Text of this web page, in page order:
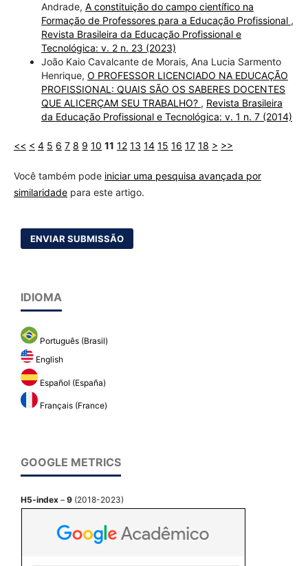
Andrade, A constituição do campo científico na
Formação de Professores para a Educação Profissional ,
Revista Brasileira da Educação Profissional e
Tecnológica: v. 2 n. 23 (2023)
João Kaio Cavalcante de Morais, Ana Lucia Sarmento
Henrique, O PROFESSOR LICENCIADO NA EDUCAÇÃO
PROFISSIONAL: QUAIS SÃO OS SABERES DOCENTES
QUE ALICERÇAM SEU TRABALHO? , Revista Brasileira
da Educação Profissional e Tecnológica: v. 1 n. 7 (2014)
<< < 4 5 6 7 8 9 10 11 12 13 14 15 16 17 18 > >>
Você também pode iniciar uma pesquisa avançada por
similaridadepara este artigo.
ENVIAR SUBMISSÃO
IDIOMA
Português (Brasil)
English
Español (España)
Français (France)
GOOGLE METRICS
H5-index – 9 (2018-2023)